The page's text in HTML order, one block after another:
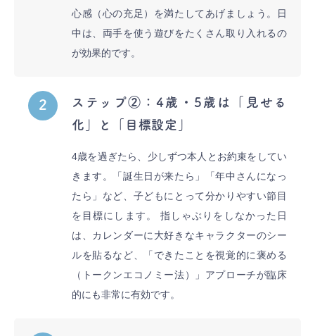
心感（心の充足）を満たしてあげましょう。日
中は、両手を使う遊びをたくさん取り入れるの
が効果的です。
2
ステップ②：4歳・5歳は「見せる
化」と「目標設定」
4歳を過ぎたら、少しずつ本人とお約束をしてい
きます。「誕生日が来たら」「年中さんになっ
たら」など、子どもにとって分かりやすい節目
を目標にします。 指しゃぶりをしなかった日
は、カレンダーに大好きなキャラクターのシー
ルを貼るなど、「できたことを視覚的に褒める
（トークンエコノミー法）」アプローチが臨床
的にも非常に有効です。